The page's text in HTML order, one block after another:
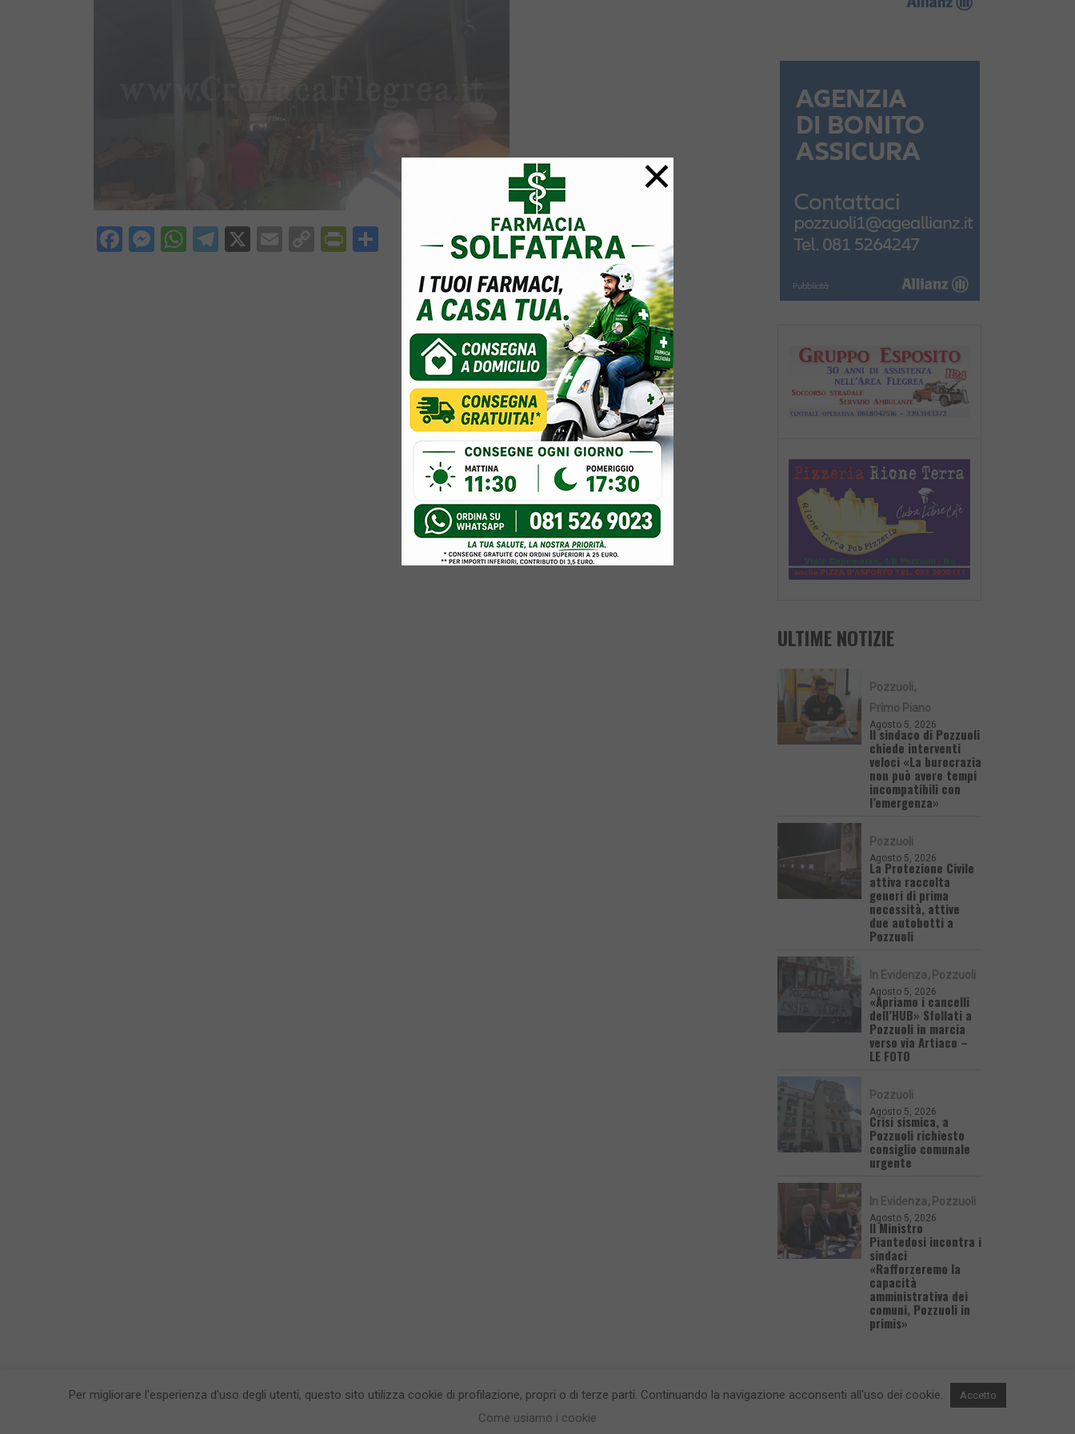
Facebook
Messenger
WhatsApp
Telegram
X EmailCopyPrintFriendly
Condividi
ULTIME NOTIZIE
Pozzuoli
Primo Piano
Agosto 5, 2026
Il sindaco di Pozzuoli
chiede interventi
veloci «La burocrazia
non può avere tempi
incompatibili con
l’emergenza»
Pozzuoli
Agosto 5, 2026
La Protezione Civile
attiva raccolta
generi di prima
necessità, attive
due autobotti a
Pozzuoli
In Evidenza Pozzuoli
Agosto 5, 2026
«Apriamo i cancelli
dell’HUB» Sfollati a
Pozzuoli in marcia
verso via Artiaco –
LE FOTO
Pozzuoli
Agosto 5, 2026
Crisi sismica, a
Pozzuoli richiesto
consiglio comunale
urgente
In Evidenza Pozzuoli
Agosto 5, 2026
Il Ministro
Piantedosi incontra i
sindaci
«Rafforzeremo la
capacità
amministrativa dei
comuni, Pozzuoli in
primis»
CronacaFlegrea testata giornalistica - aut. Tribunale di Napoli n. 34 del 23/05/2012.
Per migliorare l'esperienza d'uso degli utenti, questo sito utilizza cookie di profilazione, propri o di terze parti. Continuando la navigazione acconsenti all'uso dei cookie. Accetto
Come usiamo i cookie
×